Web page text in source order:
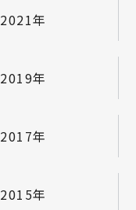
2021年
2019年
2017年
2015年